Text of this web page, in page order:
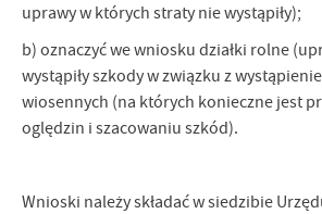
uprawy w których straty nie wystąpiły);
b) oznaczyć we wniosku działki rolne
wystąpiły szkody w związku z
wiosennych (na których konieczne jest
oględzin i szacowaniu szkód).
Wnioski należy składać w siedzibie